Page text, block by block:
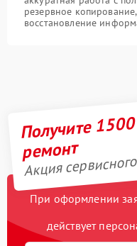
резервное
восстановление
Получите
ремонт
Акция
При оформлении
действует